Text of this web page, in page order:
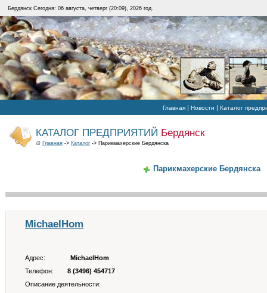
Бердянск Сегодня: 06 августа, четверг (20:09), 2026 год.
Главная | Новости | Каталог
КАТАЛОГ ПРЕДПРИЯТИЙ Бердянск
Главная -> Каталог -> Парикмахерские Бердянска
Парикмахерские Бердянска
MichaelHom
Адрес:
MichaelHom
Телефон:
8 (3496) 454717
Описание деятельности: